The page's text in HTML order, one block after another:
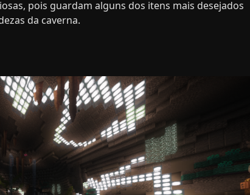
pois guardam alguns dos itens mais desejados
da caverna.